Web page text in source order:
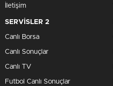
İletişim
SERVİSLER 2
Canlı Borsa
Canlı Sonuçlar
Canlı TV
Futbol Canlı Sonuçlar